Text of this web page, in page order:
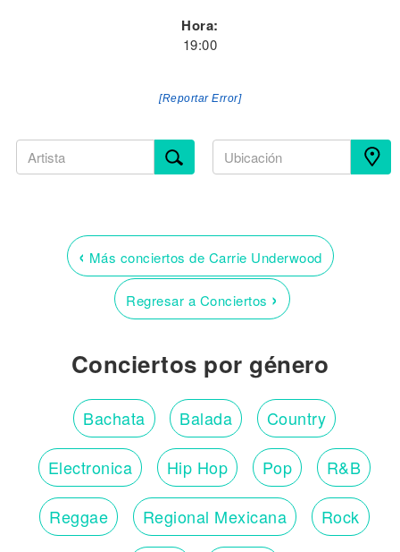
Hora:
19:00
[Reportar Error]
‹ Más conciertos de Carrie Underwood
Regresar a Conciertos ›
Conciertos por género
Bachata Balada Country
Electronica Hip Hop Pop R&B
Reggae Regional Mexicana Rock